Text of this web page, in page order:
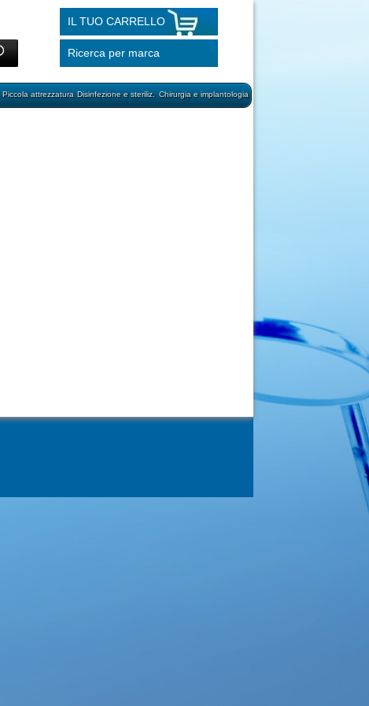
IL TUO CARRELLO
Ricerca per marca
Piccola attrezzatura Disinfezione e steriliz. Chirurgia e implantologia